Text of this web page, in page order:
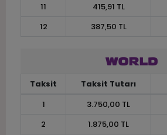
11
415,91 TL
12
387,50 TL
Taksit Taksit Tutarı
1
3.750,00 TL
2
1.875,00 TL